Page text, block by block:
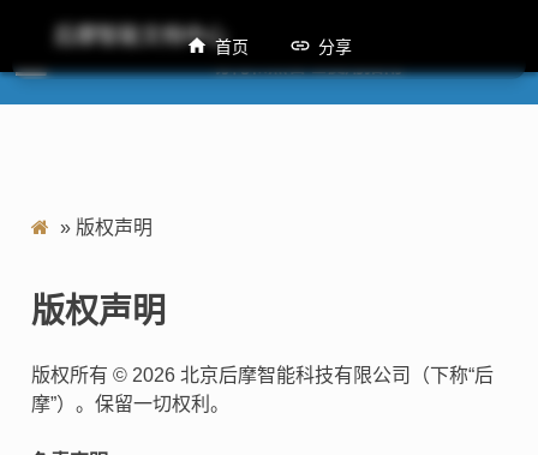
后摩智能文档中心
M50 功耗和热管理使用指南
» 版权声明
版权声明
版权所有 © 2026 北京后摩智能科技有限公司（下称“后
摩”）。保留一切权利。
首页 分享